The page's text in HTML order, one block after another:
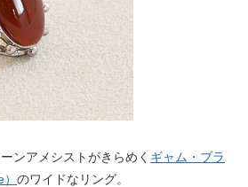
ンアメシストがきらめく ギャム・ブラ
のワイドなリング。